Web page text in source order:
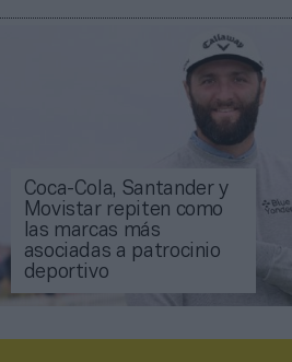
Coca-Cola, Santander y
Movistar repiten como
las marcas más
asociadas a patrocinio
deportivo